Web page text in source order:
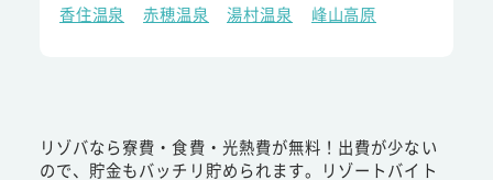
香住温泉
赤穂温泉 湯村温泉 峰山高原
リゾバなら寮費・食費・光熱費が無料！出費が少ない
ので、貯金もバッチリ貯められます。リゾートバイト